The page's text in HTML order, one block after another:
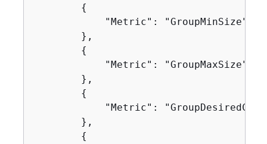
{
            "Metric": "GroupMinSize"
        },
{
            "Metric": "GroupMaxSize"
        },
{
"Metric":
        },
{